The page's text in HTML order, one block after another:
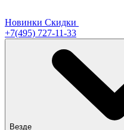
Новинки Скидки
+7(495) 727-11-33
Везде